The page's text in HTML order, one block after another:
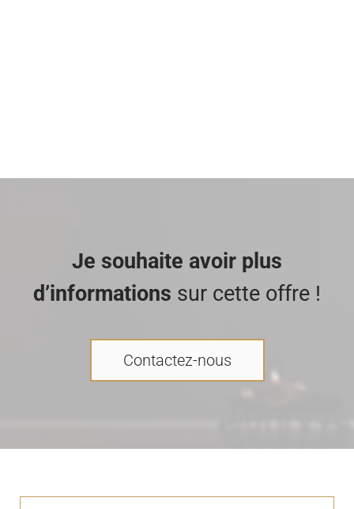
Je souhaite avoir plus
d’informations sur cette offre !
Contactez-nous